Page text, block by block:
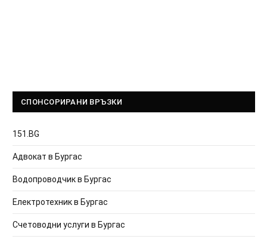
СПОНСОРИРАНИ ВРЪЗКИ
151.BG
Адвокат в Бургас
Водопроводчик в Бургас
Електротехник в Бургас
Счетоводни услуги в Бургас